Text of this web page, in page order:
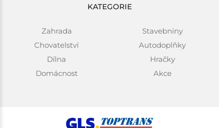
KATEGORIE
Zahrada
Chovatelství
Dílna
Domácnost
Stavebniny
Autodoplňky
Hračky
Akce